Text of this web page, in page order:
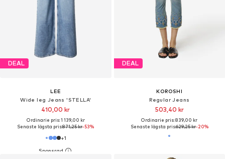
DEAL
LEE
Wide leg Jeans 'STELLA'
410,00 kr
Ordinarie pris: 1 139,00 kr
Senaste lägsta pris:871,25 kr-53%
+1
DEAL
KOROSHI
Regular Jeans
503,40 kr
Ordinarie pris: 839,00 kr
Senaste lägsta pris:629,25 kr-20%